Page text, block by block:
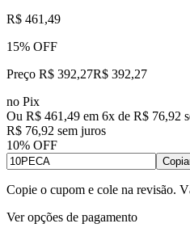
R$ 461,49
15% OFF
Preço R$ 392,27R$ 392,27
no Pix
Ou R$ 461,49 em 6x de R$ 76,92
R$ 76,92 sem juros
10% OFF
Copie o cupom e cole na revisão.
Ver opções de pagamento